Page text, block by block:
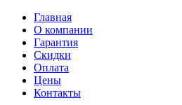
Главная
О компании
Гарантия
Скидки
Оплата
Цены
Контакты